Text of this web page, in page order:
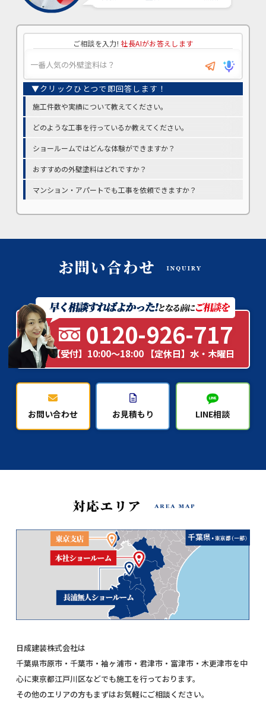
ご相談を入力! 社長AIがお答えします
施工件数や実績について教えてください。
どのような工事を行っているか教えてください。
ショールームではどんな体験ができますか？
おすすめの外壁塗料はどれですか？
マンション・アパートでも工事を依頼できますか？
0120-926-717
【受付】10:00～18:00 【定休日】水・木曜日
お問い合わせ お見積もり LINE相談
日成建装株式会社は
千葉県市原市・千葉市・袖ヶ浦市・君津市・富津市・木更津市を中
心に東京都江戸川区などでも施工を行っております。
その他のエリアの方もまずはお気軽にご相談ください。